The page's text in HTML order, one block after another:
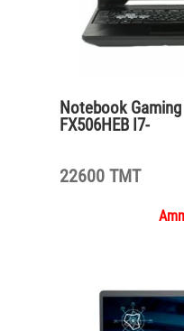
Notebook
FX506HEB I7-
22600 TMT